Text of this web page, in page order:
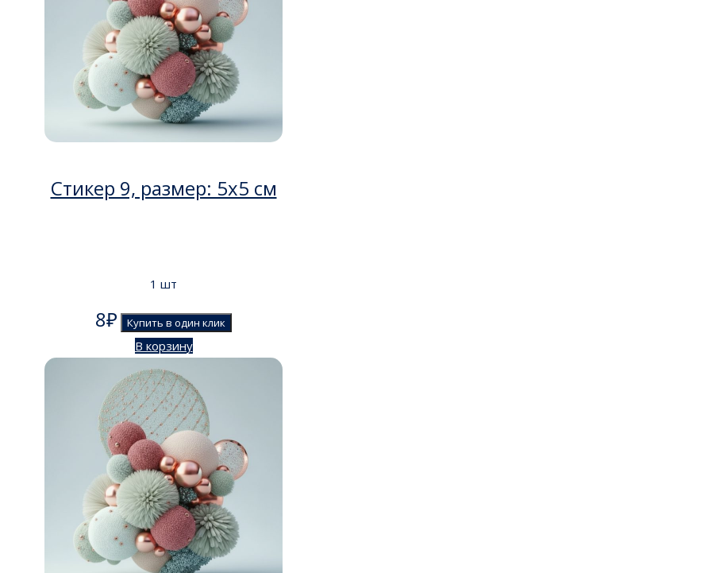
Стикер 9, размер: 5х5 см
1 шт
8₽ Купить в один клик
В корзину